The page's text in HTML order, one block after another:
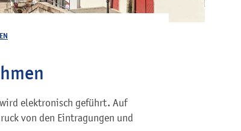
elektronisch geführt. Auf
von den Eintragungen und